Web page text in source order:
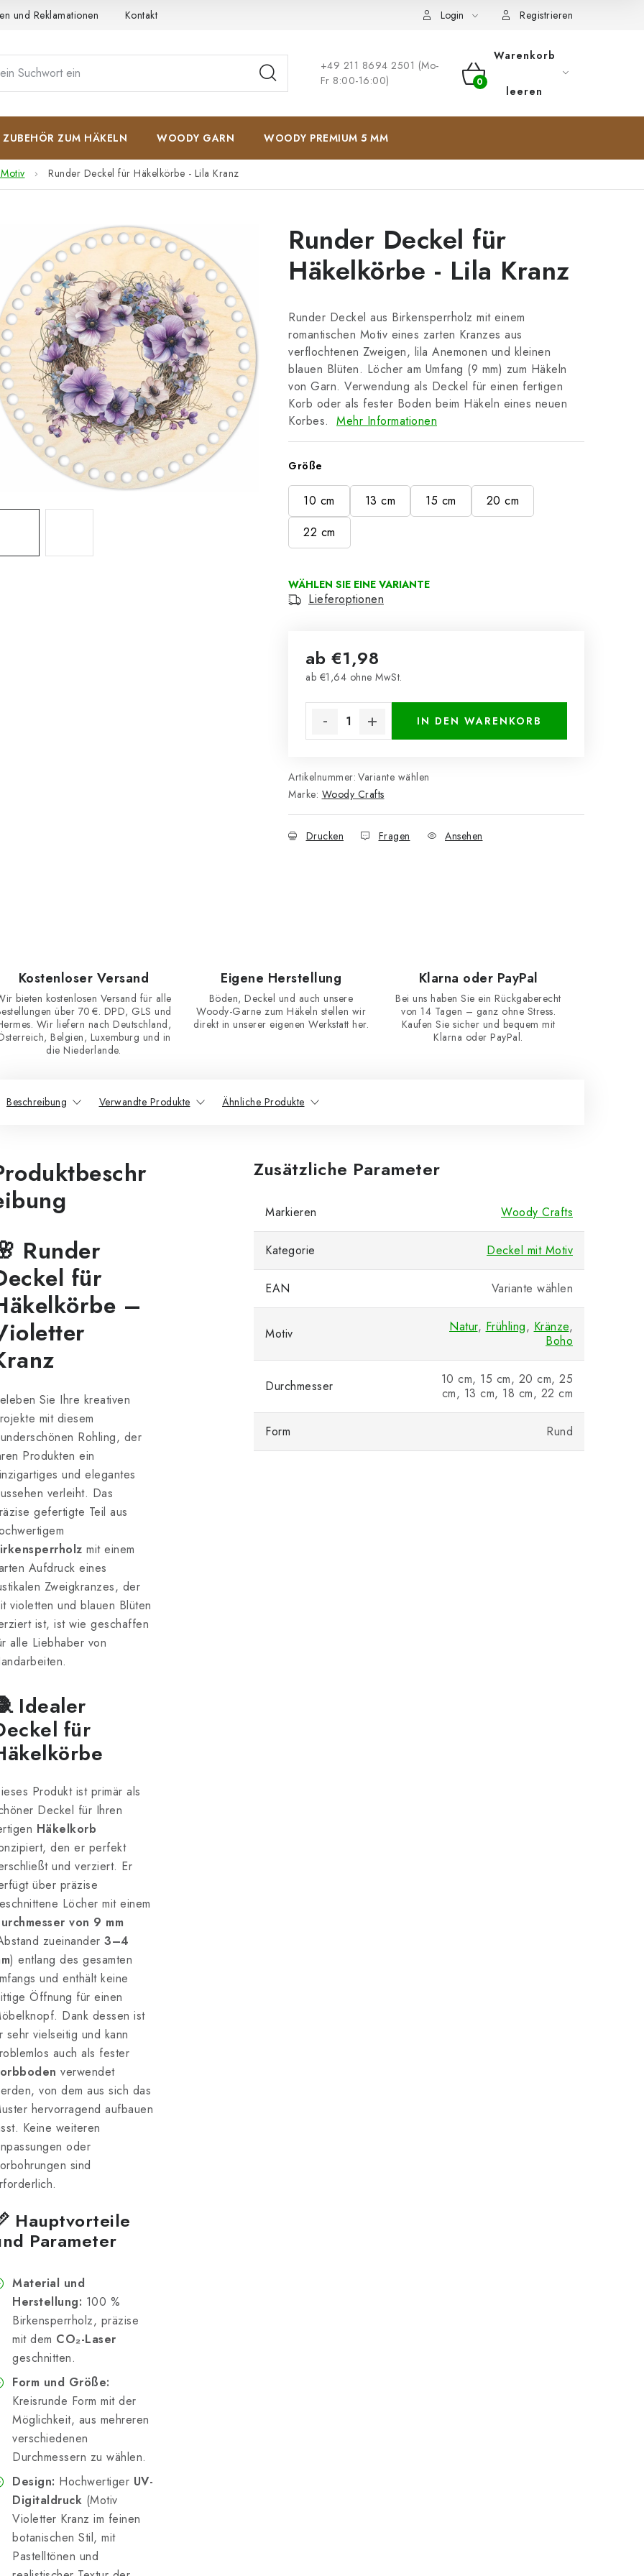
und Reklamationen Kontakt Login Registrieren
+49 211 8694 2501 (Mo-
Fr 8:00-16:00)
WARENKORB
Warenkorb
leeren
ZUBEHÖR ZUM HÄKELN WOODY GARN WOODY PREMIUM 5 MM
Runder Deckel für Häkelkörbe - Lila Kranz
Runder Deckel für
Häkelkörbe - Lila Kranz
Runder Deckel aus Birkensperrholz mit einem
romantischen Motiv eines zarten Kranzes aus
verflochtenen Zweigen, lila Anemonen und kleinen
blauen Blüten. Löcher am Umfang (9 mm) zum Häkeln
von Garn. Verwendung als Deckel für einen fertigen
Korb oder als fester Boden beim Häkeln eines neuen
Korbes. Mehr Informationen
Größe
10 cm 13 cm 15 cm
20 cm
22 cm
Lieferoptionen
ab €1,98
ab €1,64 ohne MwSt.
IN DEN WARENKORB
Artikelnummer: Variante wählen
Marke: Woody Crafts
Drucken Fragen Ansehen
Kostenloser Versand
bieten kostenlosen Versand für alle
über 70 €. DPD, GLS und
Wir liefern nach Deutschland,
Belgien, Luxemburg und in
die Niederlande.
Eigene Herstellung
Böden, Deckel und auch unsere
Woody-Garne zum Häkeln stellen wir
direkt in unserer eigenen Werkstatt her.
Klarna oder PayPal
Bei uns haben Sie ein Rückgaberecht
von 14 Tagen – ganz ohne Stress.
Kaufen Sie sicher und bequem mit
Klarna oder PayPal.
Beschreibung Verwandte Produkte Ähnliche Produkte
Runder
für
–
Sie Ihre kreativen
mit diesem
Rohling, der
Produkten ein
und elegantes
verleiht. Das
gefertigte Teil aus
mit einem
Aufdruck eines
Zweigkranzes, der
violetten und blauen Blüten
ist, ist wie geschaffen
alle Liebhaber von
Idealer
für
Produkt ist primär als
Deckel für Ihren
Häkelkorb
den er perfekt
und verziert. Er
über präzise
Löcher mit einem
von 9 mm
zueinander 3–4
) entlang des gesamten
und enthält keine
Öffnung für einen
Dank dessen ist
sehr vielseitig und kann
auch als fester
verwendet
von dem aus sich das
hervorragend aufbauen
Keine weiteren
oder
sind
Hauptvorteile
Parameter
Material und
Herstellung: 100 %
Birkensperrholz, präzise
mit dem CO₂-Laser
geschnitten.
Form und Größe:
Kreisrunde Form mit der
Möglichkeit, aus mehreren
verschiedenen
Durchmessern zu wählen.
Design: Hochwertiger UV-
Digitaldruck (Motiv
Violetter Kranz im feinen
botanischen Stil, mit
Pastelltönen und
Zusätzliche Parameter
Markieren Woody Crafts
Kategorie Deckel mit Motiv
EAN Variante wählen
Motiv Natur, Frühling, Kränze,
Boho
Durchmesser
10 cm, 15 cm, 20 cm, 25
cm, 13 cm, 18 cm, 22 cm
Form Rund